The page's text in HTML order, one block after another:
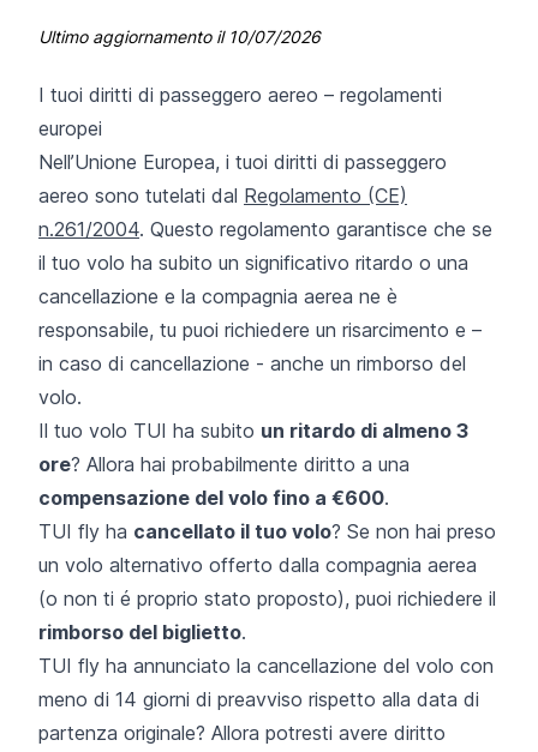
Ultimo aggiornamento il 10/07/2026
I tuoi diritti di passeggero aereo – regolamenti
europei
Nell’Unione Europea, i tuoi diritti di passeggero
aereo sono tutelati dal Regolamento (CE)
n.261/2004. Questo regolamento garantisce che se
il tuo volo ha subito un significativo ritardo o una
cancellazione e la compagnia aerea ne è
responsabile, tu puoi richiedere un risarcimento e –
in caso di cancellazione - anche un rimborso del
volo.
Il tuo volo TUI ha subito un ritardo di almeno 3
ore? Allora hai probabilmente diritto a una
compensazione del volo fino a €600.
TUI fly ha cancellato il tuo volo? Se non hai preso
un volo alternativo offerto dalla compagnia aerea
(o non ti é proprio stato proposto), puoi richiedere il
rimborso del biglietto.
TUI fly ha annunciato la cancellazione del volo con
meno di 14 giorni di preavviso rispetto alla data di
partenza originale? Allora potresti avere diritto